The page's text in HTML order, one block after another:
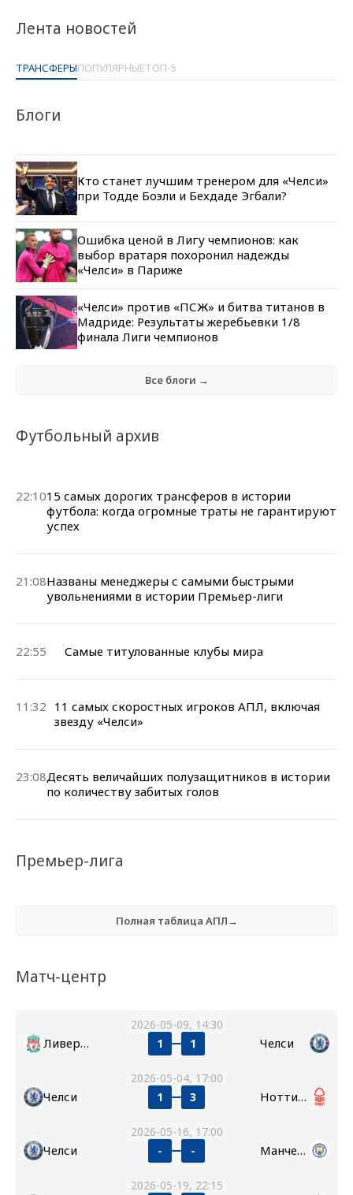
Лента новостей
ТРАНСФЕРЫПОПУЛЯРНЫЕТОП-5
Блоги
Кто станет лучшим тренером для «Челси»
при Тодде Боэли и Бехдаде Эгбали?
Ошибка ценой в Лигу чемпионов: как
выбор вратаря похоронил надежды
«Челси» в Париже
«Челси» против «ПСЖ» и битва титанов в
Мадриде: Результаты жеребьевки 1/8
финала Лиги чемпионов
Все блоги →
Футбольный архив
22:1015 самых дорогих трансферов в истории
футбола: когда огромные траты не гарантируют
успех
21:08Названы менеджеры с самыми быстрыми
увольнениями в истории Премьер-лиги
22:55 Самые титулованные клубы мира
11:32 11 самых скоростных игроков АПЛ, включая
звезду «Челси»
23:08Десять величайших полузащитников в истории
по количеству забитых голов
Премьер-лига
Полная таблица АПЛ→
Матч-центр
2026-05-09, 14:30
Ливерпуль 1 1 Челси
2026-05-04, 17:00
Челси 1 3 Ноттингем Форест
2026-05-16, 17:00
Челси - - Манчестер Сити
2026-05-19, 22:15